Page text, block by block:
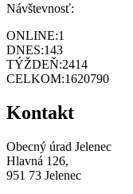
Návštevnosť:
ONLINE:1
DNES:143
TÝŽDEŇ:2414
CELKOM:1620790
Kontakt
Obecný úrad Jelenec
Hlavná 126,
951 73 Jelenec